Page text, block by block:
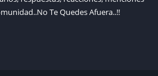
Te Quedes Afuera..!!